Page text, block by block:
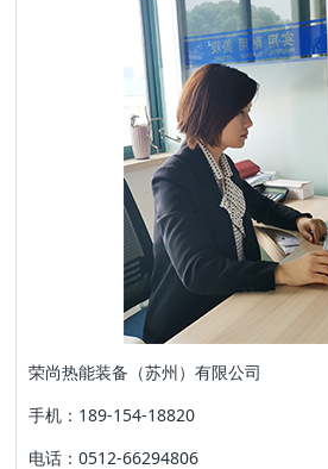
荣尚热能装备（苏州）有限公司
手机：189-154-18820
电话：0512-66294806